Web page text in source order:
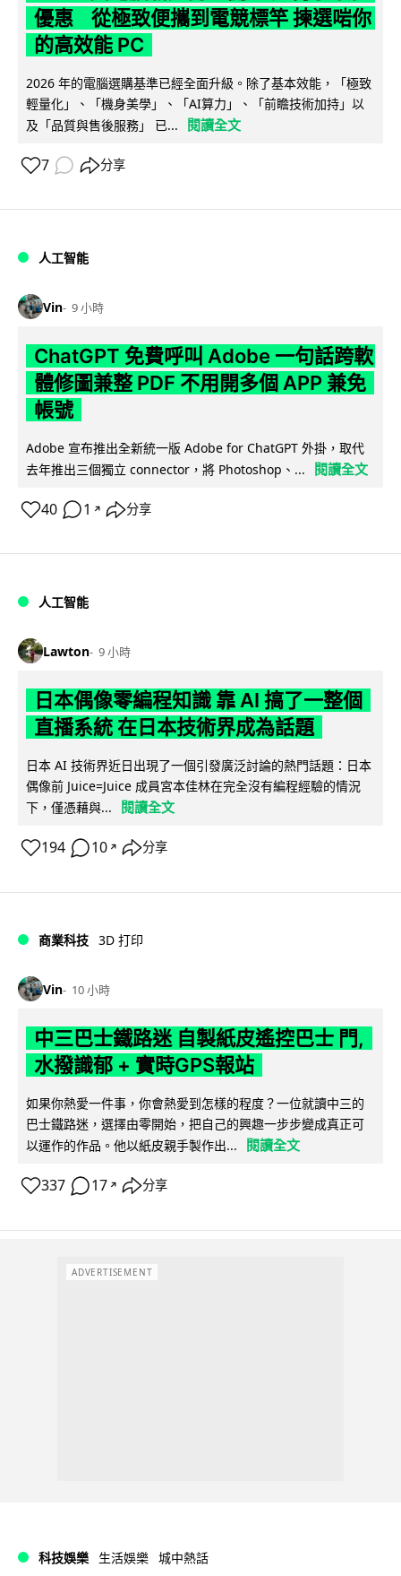
優惠 從極致便攜到電競標竿 揀選啱你
的高效能 PC
2026 年的電腦選購基準已經全面升級。除了基本效能，「極致
輕量化」、「機身美學」、「AI算力」、「前瞻技術加持」以
及「品質與售後服務」 已...
閱讀全文
7 分享
人工智能
Vin 9 小時
ChatGPT 免費呼叫 Adobe 一句話跨軟
體修圖兼整 PDF 不用開多個 APP 兼免
帳號
Adobe 宣布推出全新統一版 Adobe for ChatGPT 外掛，取代
去年推出三個獨立 connector，將 Photoshop、...
閱讀全文
40 1 ↗ 分享
人工智能
Lawton 9 小時
日本偶像零編程知識 靠 AI 搞了一整個
直播系統 在日本技術界成為話題
日本 AI 技術界近日出現了一個引發廣泛討論的熱門話題：日本
偶像前 Juice=Juice 成員宮本佳林在完全沒有編程經驗的情況
下，僅憑藉與...
閱讀全文
194 10 ↗ 分享
商業科技 3D 打印
Vin 10 小時
中三巴士鐵路迷 自製紙皮遙控巴士 門,
水撥識郁 + 實時GPS報站
如果你熱愛一件事，你會熱愛到怎樣的程度？一位就讀中三的
巴士鐵路迷，選擇由零開始，把自己的興趣一步步變成真正可
以運作的作品。他以紙皮親手製作出...
閱讀全文
337 17 ↗ 分享
ADVERTISEMENT
科技娛樂 生活娛樂 城中熱話